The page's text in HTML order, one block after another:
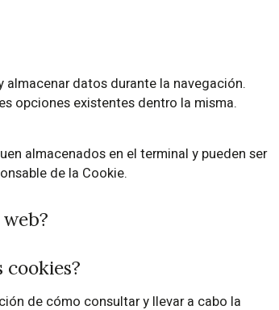
almacenar datos durante la navegación.
opciones existentes dentro la misma.
almacenados en el terminal y pueden ser
de la Cookie.
de cómo consultar y llevar a cabo la